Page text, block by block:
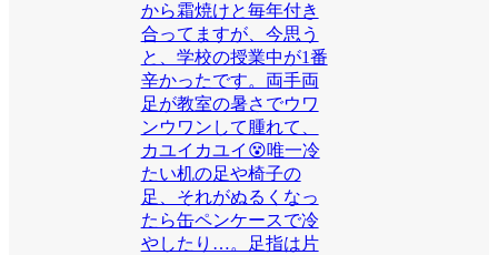
から霜焼けと毎年付き
合ってますが、今思う
と、学校の授業中が1番
辛かったです。両手両
足が教室の暑さでウワ
ンウワンして腫れて、
カユイカユイ😵唯一冷
たい机の足や椅子の
足、それがぬるくなっ
たら缶ペンケースで冷
やしたり…。足指は片